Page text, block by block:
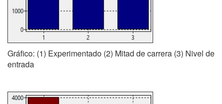
Gráfico: (1) Experimentado (2) Mitad de carrera (3) Nivel de
entrada